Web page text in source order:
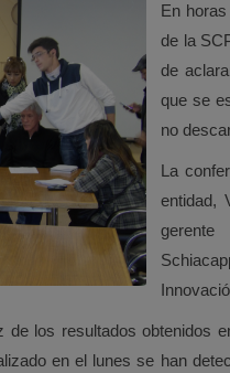
En
de la
de
que se
no
La
entidad,
los resultados obtenidos
en el lunes se han